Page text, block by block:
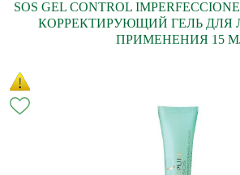
SOS GEL CONTROL
КОРРЕКТИРУЮЩИЙ ГЕЛЬ ДЛЯ
ПРИМЕНЕНИЯ 15